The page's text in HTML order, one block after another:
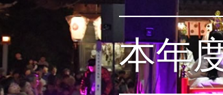
本年